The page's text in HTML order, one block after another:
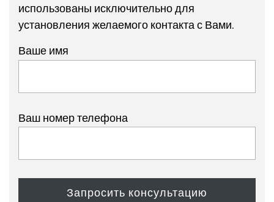
использованы исключительно для
установления желаемого контакта с Вами.
Ваше имя
Ваш номер телефона